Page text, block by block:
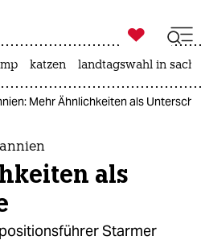
ich
ich

taz zahl ich
katzen landtagswahl in
Mehr Ähnlichkeiten als
als
Starmer